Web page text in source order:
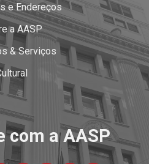
e Endereços
a AASP
& Serviços
com a AASP